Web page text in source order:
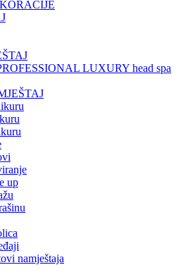
LUXURY head spa
up
namještaja